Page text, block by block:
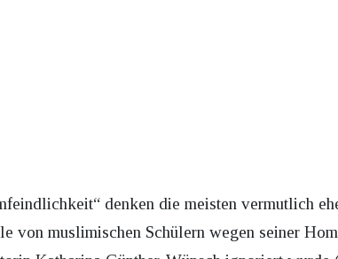
denken die meisten vermutlich
von muslimischen Schülern wegen seiner